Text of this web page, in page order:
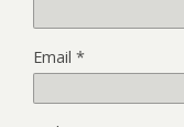
Email *